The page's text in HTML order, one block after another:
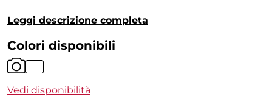
Leggi descrizione completa
Colori disponibili
Vedi disponibilità